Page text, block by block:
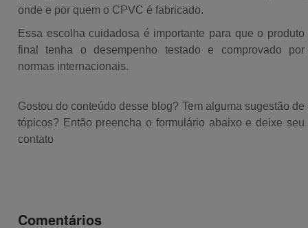
onde e por quem o CPVC é fabricado.
Essa escolha cuidadosa é importante para que o produto
final tenha o desempenho testado e comprovado por
normas internacionais.
Gostou do conteúdo desse blog? Tem alguma sugestão de
tópicos? Então preencha o formulário abaixo e deixe seu
contato